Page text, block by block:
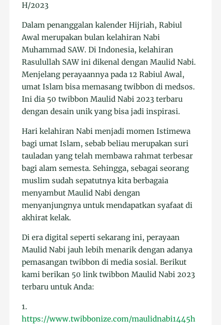
H/2023
Dalam penanggalan kalender Hijriah, Rabiul
Awal merupakan bulan kelahiran Nabi
Muhammad SAW. Di Indonesia, kelahiran
Rasulullah SAW ini dikenal dengan Maulid Nabi.
Menjelang perayaannya pada 12 Rabiul Awal,
umat Islam bisa memasang twibbon di medsos.
Ini dia 50 twibbon Maulid Nabi 2023 terbaru
dengan desain unik yang bisa jadi inspirasi.
Hari kelahiran Nabi menjadi momen Istimewa
bagi umat Islam, sebab beliau merupakan suri
tauladan yang telah membawa rahmat terbesar
bagi alam semesta. Sehingga, sebagai seorang
muslim sudah sepatutnya kita berbagaia
menyambut Maulid Nabi dengan
menyanjungnya untuk mendapatkan syafaat di
akhirat kelak.
Di era digital seperti sekarang ini, perayaan
Maulid Nabi jauh lebih menarik dengan adanya
pemasangan twibbon di media sosial. Berikut
kami berikan 50 link twibbon Maulid Nabi 2023
terbaru untuk Anda:
1.
https://www.twibbonize.com/maulidnabi1445h